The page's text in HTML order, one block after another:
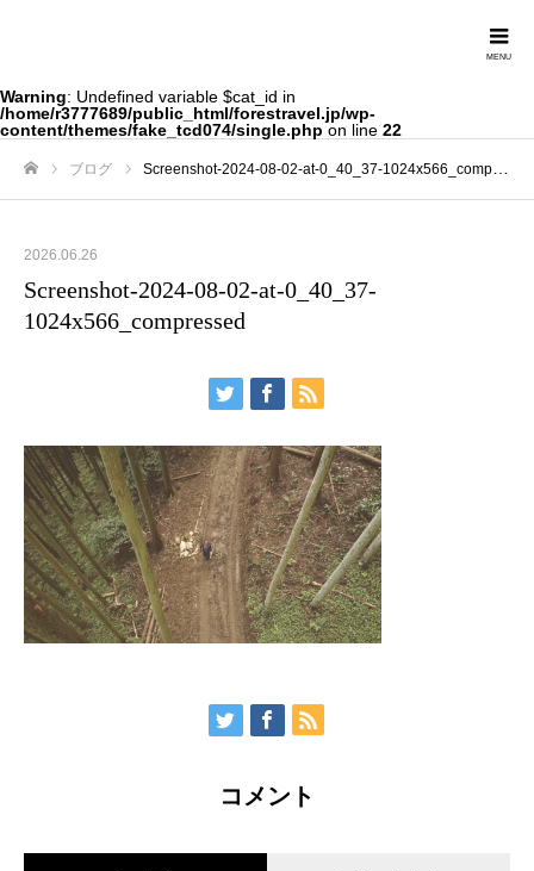
Warning: Undefined variable $cat_id in
/home/r3777689/public_html/forestravel.jp/wp-
content/themes/fake_tcd074/single.php on line 22
ブログ Screenshot-2024-08-02-at-0_40_37-1024x566_compressed
2026.06.26
Screenshot-2024-08-02-at-0_40_37-
1024x566_compressed
コメント